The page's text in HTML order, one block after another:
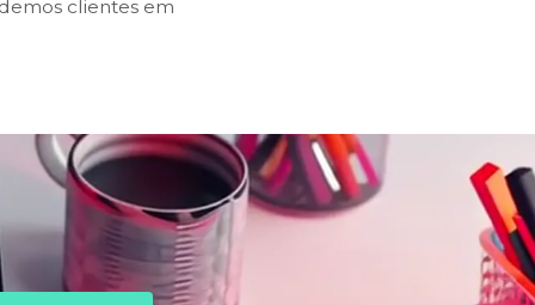
clientes em